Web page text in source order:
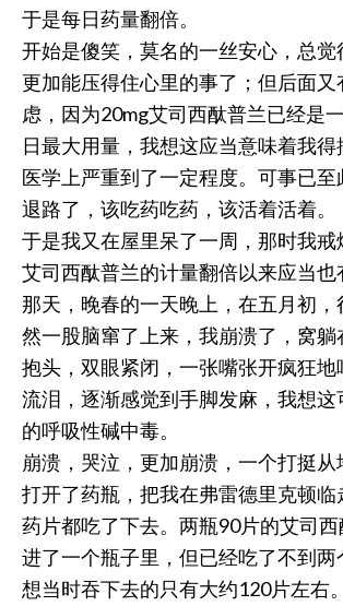
于是每日药量翻倍。
开始是傻笑，莫名的一丝安心，总
更加能压得住心里的事了；但后面又
虑，因为20mg艾司西酞普兰已经是
日最大用量，我想这应当意味着我得
医学上严重到了一定程度。可事已至
退路了，该吃药吃药，该活着活着。
于是我又在屋里呆了一周，那时我戒
艾司西酞普兰的计量翻倍以来应当也
那天，晚春的一天晚上，在五月初，
然一股脑窜了上来，我崩溃了，窝
抱头，双眼紧闭，一张嘴张开疯狂
流泪，逐渐感觉到手脚发麻，我想这
的呼吸性碱中毒。
崩溃，哭泣，更加崩溃，一个打挺从
打开了药瓶，把我在弗雷德里克顿
药片都吃了下去。两瓶90片的艾司
进了一个瓶子里，但已经吃了不到
想当时吞下去的只有大约120片左右